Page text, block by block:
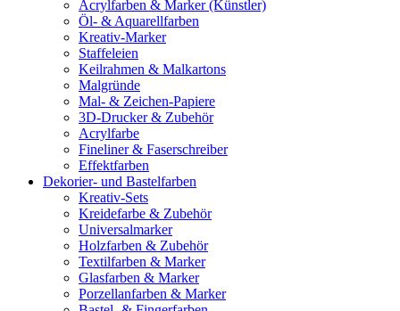
Acrylfarben & Marker (Künstler)
Öl- & Aquarellfarben
Kreativ-Marker
Staffeleien
Keilrahmen & Malkartons
Malgründe
Mal- & Zeichen-Papiere
3D-Drucker & Zubehör
Acrylfarbe
Fineliner & Faserschreiber
Effektfarben
Dekorier- und Bastelfarben
Kreativ-Sets
Kreidefarbe & Zubehör
Universalmarker
Holzfarben & Zubehör
Textilfarben & Marker
Glasfarben & Marker
Porzellanfarben & Marker